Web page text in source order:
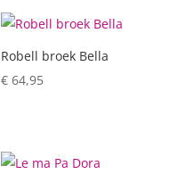
Robell broek Bella
€ 64,95